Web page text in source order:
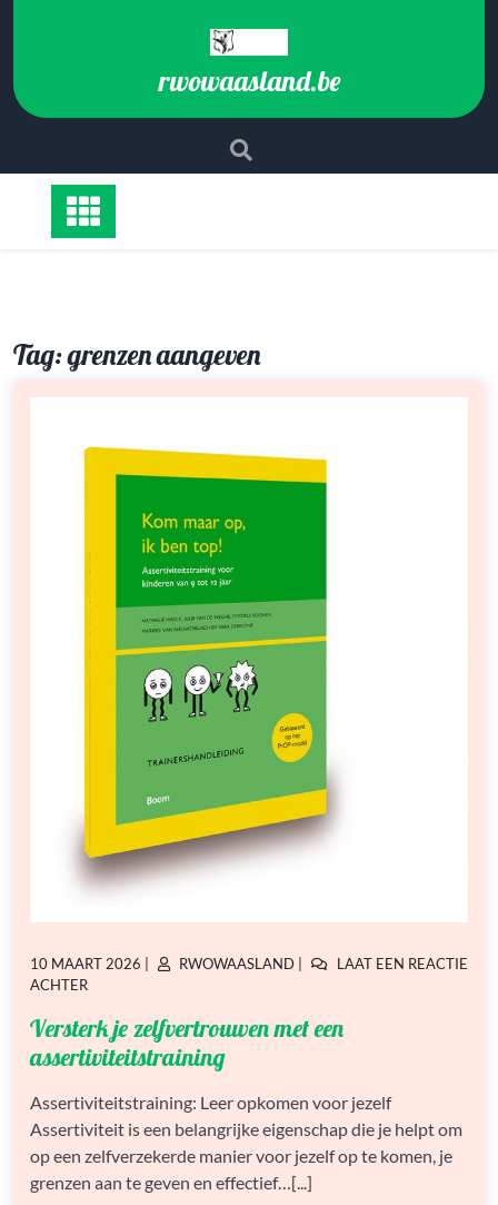
inhoud
rwowaasland.be
Tag:grenzen aangeven
GEPLAATST
OP
10 MAART 2026
GEPLAATST
RWOWAASLAND
LAAT EEN REACTIE
ACHTEROP
JE
ZELFVERTROUWEN
MET
ASSERTIVITEITSTRAINING
Versterk je zelfvertrouwen met een
assertiviteitstraining
Assertiviteitstraining: Leer opkomen voor jezelf
Assertiviteit is een belangrijke eigenschap die je helpt om
op een zelfverzekerde manier voor jezelf op te komen, je
grenzen aan te geven en effectief…[...]